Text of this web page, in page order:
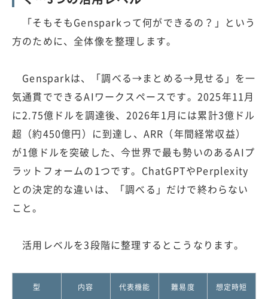
「そもそもGensparkって何ができるの？」という
方のために、全体像を整理します。
Gensparkは、「調べる→まとめる→見せる」を一
気通貫でできるAIワークスペースです。2025年11月
に2.75億ドルを調達後、2026年1月には累計3億ドル
超（約450億円）に到達し、ARR（年間経常収益）
が1億ドルを突破した、今世界で最も勢いのあるAIプ
ラットフォームの1つです。ChatGPTやPerplexity
との決定的な違いは、「調べる」だけで終わらない
こと。
活用レベルを3段階に整理するとこうなります。
型 内容 代表機能 難易度
想定時短